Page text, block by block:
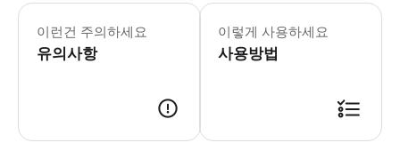
이런건 주의하세요
유의사항
- 추가정보 * 거동이 불편하신 분은
- 이용요건 * 만 0-5세는 무료로 이동
이렇게 사용하세요
사용방법